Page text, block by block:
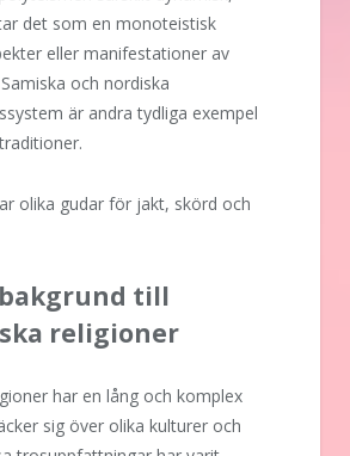
det som en monoteistisk
eller manifestationer av
och nordiska
är andra tydliga exempel
olika gudar för jakt, skörd och
till
religioner
har en lång och komplex
sig över olika kulturer och